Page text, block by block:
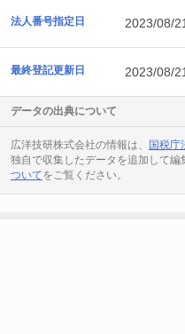
法人番号指定日 2023/08/21
最終登記更新日 2023/08/21
データの出典について
広洋技研株式会社の情報は、 国税庁
独自で収集したデータを追加して編
ついてをご覧ください。